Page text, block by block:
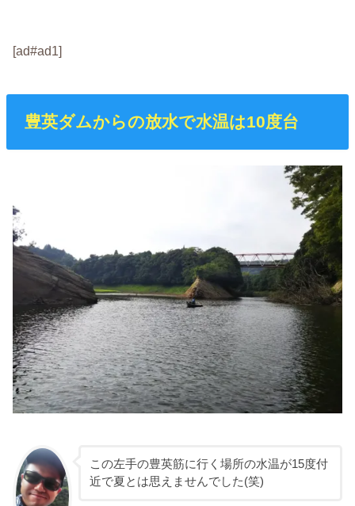
[ad#ad1]
豊英ダムからの放水で水温は10度台
この左手の豊英筋に行く場所の水温が15度付
近で夏とは思えませんでした(笑)